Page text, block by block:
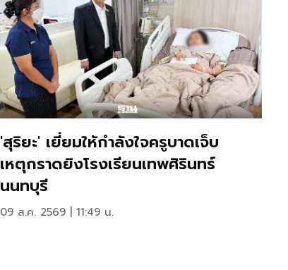
'สุริยะ' เยี่ยมให้กำลังใจครูบาดเจ็บ
เหตุกราดยิงโรงเรียนเทพศิรินทร์
นนทบุรี
09 ส.ค. 2569 | 11:49 น.